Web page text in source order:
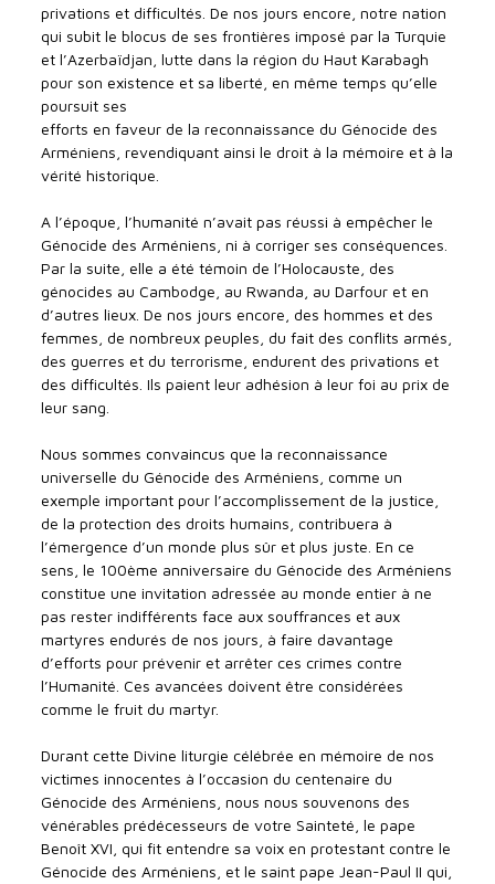
privations et difficultés. De nos jours encore, notre nation
qui subit le blocus de ses frontières imposé par la Turquie
et l’Azerbaïdjan, lutte dans la région du Haut Karabagh
pour son existence et sa liberté, en même temps qu’elle
poursuit ses
efforts en faveur de la reconnaissance du Génocide des
Arméniens, revendiquant ainsi le droit à la mémoire et à la
vérité historique.
A l’époque, l’humanité n’avait pas réussi à empêcher le
Génocide des Arméniens, ni à corriger ses conséquences.
Par la suite, elle a été témoin de l’Holocauste, des
génocides au Cambodge, au Rwanda, au Darfour et en
d’autres lieux. De nos jours encore, des hommes et des
femmes, de nombreux peuples, du fait des conflits armés,
des guerres et du terrorisme, endurent des privations et
des difficultés. Ils paient leur adhésion à leur foi au prix de
leur sang.
Nous sommes convaincus que la reconnaissance
universelle du Génocide des Arméniens, comme un
exemple important pour l’accomplissement de la justice,
de la protection des droits humains, contribuera à
l’émergence d’un monde plus sûr et plus juste. En ce
sens, le 100ème anniversaire du Génocide des Arméniens
constitue une invitation adressée au monde entier à ne
pas rester indifférents face aux souffrances et aux
martyres endurés de nos jours, à faire davantage
d’efforts pour prévenir et arrêter ces crimes contre
l’Humanité. Ces avancées doivent être considérées
comme le fruit du martyr.
Durant cette Divine liturgie célébrée en mémoire de nos
victimes innocentes à l’occasion du centenaire du
Génocide des Arméniens, nous nous souvenons des
vénérables prédécesseurs de votre Sainteté, le pape
Benoît XVI, qui fit entendre sa voix en protestant contre le
Génocide des Arméniens, et le saint pape Jean-Paul II qui,